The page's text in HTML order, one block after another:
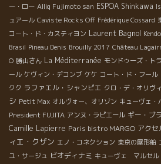
ー・ロー Alliq Fujimoto san ESPOA Shinkawa
ュアール Caviste Rocks Off Frédérique Cossard
コート・ド・カスティヨン Laurent Bagnol
Brasil Pineau Denis Brouilly 2017 Château
О 勝山さん La Méditerranée モンドゥーズ・ト
ール ケヴィン・デコンブ ケケ コート・ド・フール
クク ラファエル・シャンピエ クロ・デ・オリヴ
シ Petit Max オルヴォー、オリゾン キューヴェ・
President FUJITA アンヌ・ラピエール ギー・ブ
Camille Lapierre Paris bistro MARGO アク
ィエ・クザン エノ・コネクション 東京の屋形船
ユ・サージュ ビオディナミ キューヴェ マルセル